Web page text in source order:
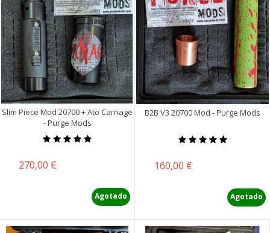
Slim Piece Mod 20700 + Ato Carnage
- Purge Mods
Precio
270,00 €
Agotado
B2B V3 20700 Mod - Purge Mods
Precio
160,00 €
Agotado